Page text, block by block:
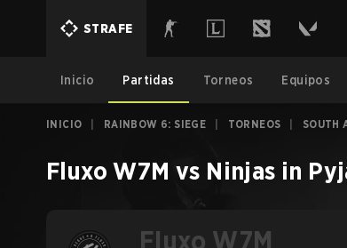
STRAFE
Inicio Partidas Torneos Equipos
INICIO RAINBOW 6: SIEGE TORNEOS SOUTH
Fluxo W7M vs Ninjas in
Fluxo W7M